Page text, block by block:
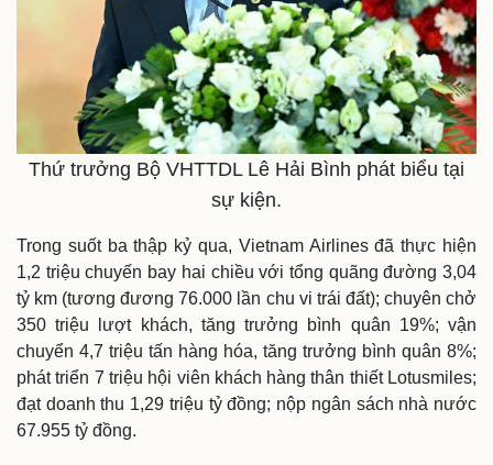
Pháp luật
Tin nóng
Tư vấn luật
Quân sự - Quốc phòng
Vũ khí
Việt Nam
Phân tích
Thứ trưởng Bộ VHTTDL Lê Hải Bình phát biểu tại
sự kiện.
Trong suốt ba thập kỷ qua, Vietnam Airlines đã thực hiện
1,2 triệu chuyến bay hai chiều với tổng quãng đường 3,04
tỷ km (tương đương 76.000 lần chu vi trái đất); chuyên chở
350 triệu lượt khách, tăng trưởng bình quân 19%; vận
chuyển 4,7 triệu tấn hàng hóa, tăng trưởng bình quân 8%;
phát triển 7 triệu hội viên khách hàng thân thiết Lotusmiles;
đạt doanh thu 1,29 triệu tỷ đồng; nộp ngân sách nhà nước
67.955 tỷ đồng.